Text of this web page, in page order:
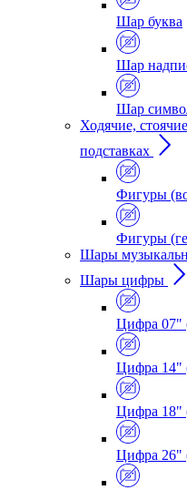
Шар буква
Шар
Шар
Ходячие,
подставках
Фигуры
Фигуры
Шары
Шары цифры
Цифра 07"
Цифра 14"
Цифра 18"
Цифра 26"